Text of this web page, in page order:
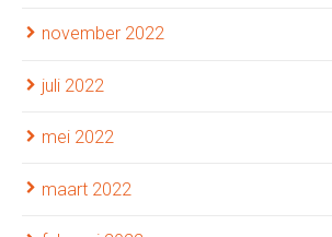
november 2022
juli 2022
mei 2022
maart 2022